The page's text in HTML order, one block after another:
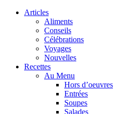
Articles
Aliments
Conseils
Célébrations
Voyages
Nouvelles
Recettes
Au Menu
Hors d’oeuvres
Entrées
Soupes
Salades